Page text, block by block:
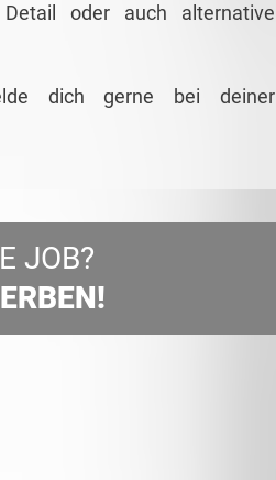
oder auch alternative
dich gerne bei deiner
JOB?